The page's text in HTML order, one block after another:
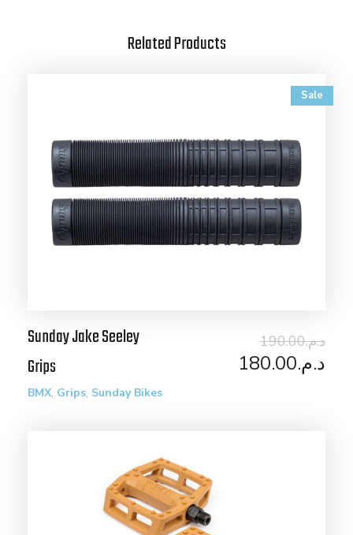
Related Products
Sale
Sunday Jake Seeley
Grips
د.م.190.00
د.م.180.00
BMX, Grips, Sunday Bikes